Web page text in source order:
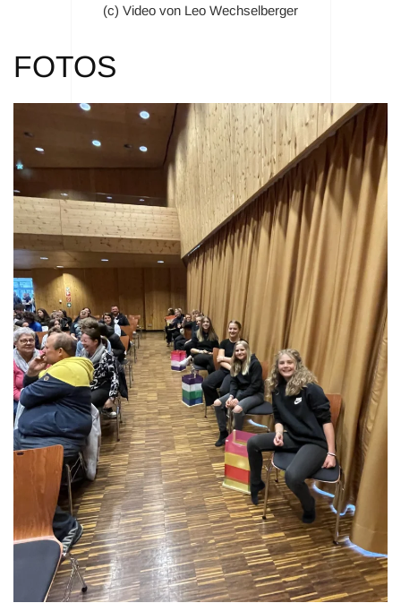
(c) Video von Leo Wechselberger
FOTOS